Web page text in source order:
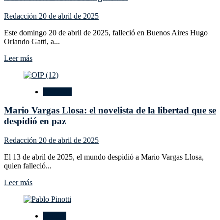
Redacción 20 de abril de 2025
Este domingo 20 de abril de 2025, falleció en Buenos Aires Hugo
Orlando Gatti, a...
Leer másLeer
sobre
Hugo
Gatti:
el
arquero
que
revolucionó
el
fútbol
Mario Vargas Llosa: el novelista de la libertad que se
despidió en paz
Redacción 20 de abril de 2025
El 13 de abril de 2025, el mundo despidió a Mario Vargas Llosa,
quien falleció...
Leer másLeer
sobre
Vargas